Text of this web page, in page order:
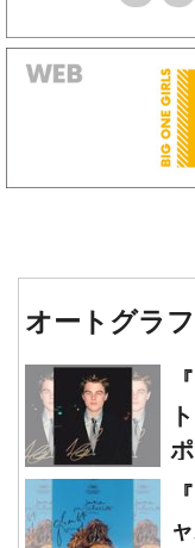
オートグラ